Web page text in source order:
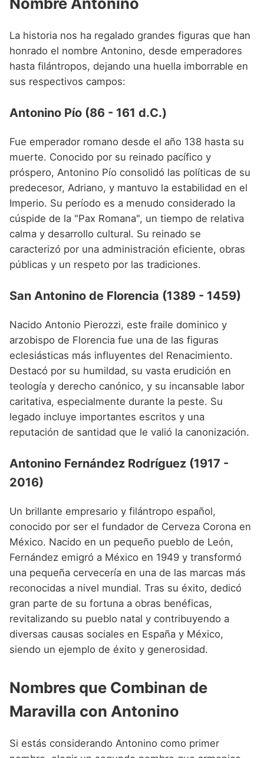
La historia nos ha regalado grandes figuras que han
honrado el nombre Antonino, desde emperadores
hasta filántropos, dejando una huella imborrable en
sus respectivos campos:
Antonino Pío (86 - 161 d.C.)
Fue emperador romano desde el año 138 hasta su
muerte. Conocido por su reinado pacífico y
próspero, Antonino Pío consolidó las políticas de su
predecesor, Adriano, y mantuvo la estabilidad en el
Imperio. Su período es a menudo considerado la
cúspide de la "Pax Romana", un tiempo de relativa
calma y desarrollo cultural. Su reinado se
caracterizó por una administración eficiente, obras
públicas y un respeto por las tradiciones.
San Antonino de Florencia (1389 - 1459)
Nacido Antonio Pierozzi, este fraile dominico y
arzobispo de Florencia fue una de las figuras
eclesiásticas más influyentes del Renacimiento.
Destacó por su humildad, su vasta erudición en
teología y derecho canónico, y su incansable labor
caritativa, especialmente durante la peste. Su
legado incluye importantes escritos y una
reputación de santidad que le valió la canonización.
Antonino Fernández Rodríguez (1917 -
2016)
Un brillante empresario y filántropo español,
conocido por ser el fundador de Cerveza Corona en
México. Nacido en un pequeño pueblo de León,
Fernández emigró a México en 1949 y transformó
una pequeña cervecería en una de las marcas más
reconocidas a nivel mundial. Tras su éxito, dedicó
gran parte de su fortuna a obras benéficas,
revitalizando su pueblo natal y contribuyendo a
diversas causas sociales en España y México,
siendo un ejemplo de éxito y generosidad.
Nombres que Combinan de
Maravilla con Antonino
Si estás considerando Antonino como primer